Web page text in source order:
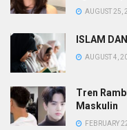
AUGUST 25,
ISLAM
AUGUST 4,
Tren
Maskulin
FEBRUARY